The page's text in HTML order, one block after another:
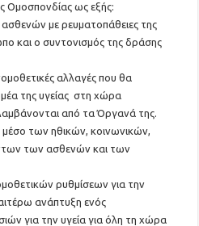
ως εξής:
με ρευματοπάθειες της
και ο συντονισμός της δράσης
αλλαγές που θα
της υγείας στη χώρα
από τα Όργανά της.
μέσο των ηθικών, κοινωνικών,
των ασθενών και των
ρυθμίσεων για την
ανάπτυξη ενός
για την υγεία για όλη τη χώρα